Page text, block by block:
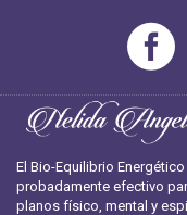
El Bio-Equilibrio
probadamente efectivo
planos físico, mental y